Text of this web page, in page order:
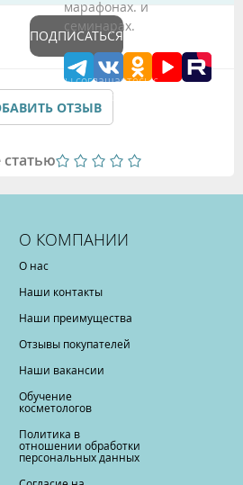
ПОДПИСАТЬСЯ
формы Вы соглашаетесь с
персональных данных
марафонах. и
семинарах.
ОТЗЫВ
О КОМПАНИИ
О нас
Наши контакты
Наши преимущества
Отзывы покупателей
Наши вакансии
Обучение
косметологов
Политика в
отношении обработки
персональных данных